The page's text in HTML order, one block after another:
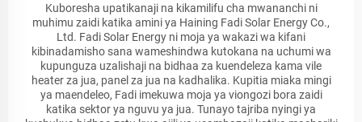
Kuboresha upatikanaji na kikamilifu cha mwananchi ni
muhimu zaidi katika amini ya Haining Fadi Solar Energy Co.,
Ltd. Fadi Solar Energy ni moja ya wakazi wa kifani
kibinadamisho sana wameshindwa kutokana na uchumi wa
kupunguza uzalishaji na bidhaa za kuendeleza kama vile
heater za jua, panel za jua na kadhalika. Kupitia miaka mingi
ya maendeleo, Fadi imekuwa moja ya viongozi bora zaidi
katika sektor ya nguvu ya jua. Tunayo tajriba nyingi ya